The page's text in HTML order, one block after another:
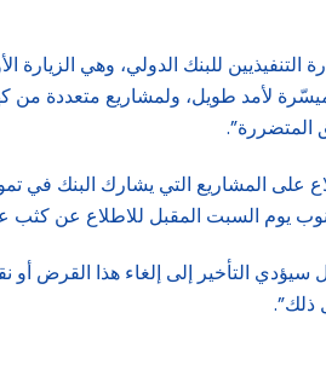
للبنك الدولي، وهي الزيارة
لأمد طويل، ولمشاريع متعددة من
المتضررة”.
المشاريع التي يشارك البنك في
يوم السبت المقبل للاطلاع عن كثب
التأخير إلى إلغاء هذا القرض
ذلك”.